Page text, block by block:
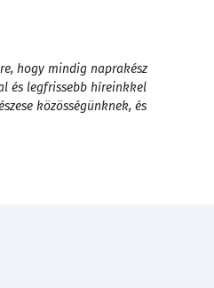
hogy mindig naprakész
és legfrissebb híreinkkel
közösségünknek, és